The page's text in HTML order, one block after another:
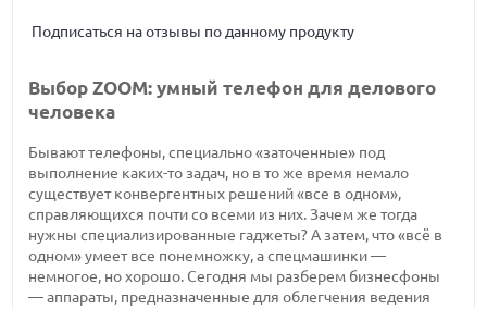
Подписаться на отзывы по данному продукту
Выбор ZOOM: умный телефон для делового
человека
Бывают телефоны, специально «заточенные» под
выполнение каких-то задач, но в то же время немало
существует конвергентных решений «все в одном»,
справляющихся почти со всеми из них. Зачем же тогда
нужны специализированные гаджеты? А затем, что «всё в
одном» умеет все понемножку, а спецмашинки —
немногое, но хорошо. Сегодня мы разберем бизнесфоны
— аппараты, предназначенные для облегчения ведения